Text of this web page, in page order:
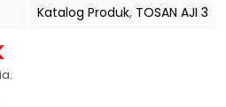
Katalog Produk, TOSAN AJI 3